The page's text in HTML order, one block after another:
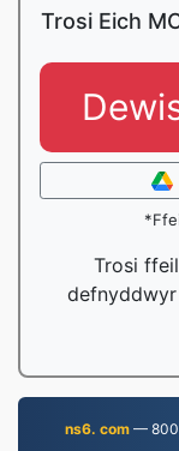
Trosi Eich
Trosi
ns6. com —